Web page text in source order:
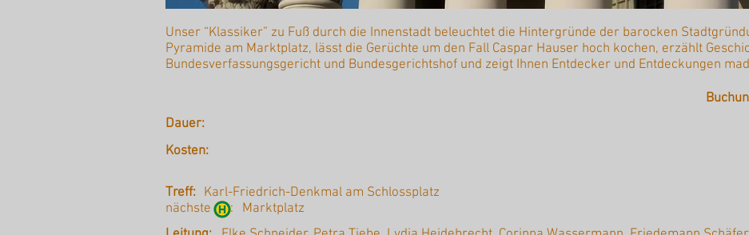
Unser “Klassiker” zu Fuß durch die Innenstadt beleuchtet die Hintergründe der barocken
Pyramide am Marktplatz, lässt die Gerüchte um den Fall Caspar Hauser hoch kochen, erzählt
Bundesverfassungsgericht und Bundesgerichtshof und zeigt Ihnen Entdecker und Entdeckungen
Dauer:
Kosten:
Karl-Friedrich-Denkmal am Schlossplatz
Treff:
nächste :
Marktplatz